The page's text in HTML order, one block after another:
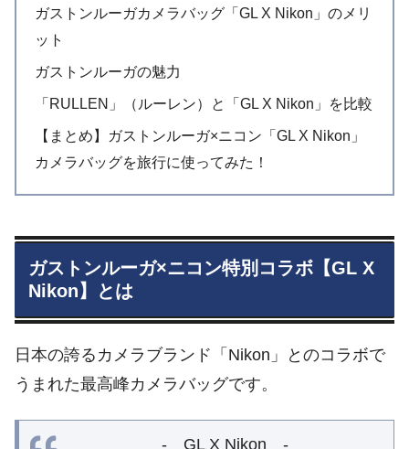
ガストンルーガカメラバッグ「GL X Nikon」のメリ
ット
ガストンルーガの魅力
「RULLEN」（ルーレン）と「GL X Nikon」を比較
【まとめ】ガストンルーガ×ニコン「GL X Nikon」
カメラバッグを旅行に使ってみた！
ガストンルーガ×ニコン特別コラボ【GL X
Nikon】とは
日本の誇るカメラブランド「Nikon」とのコラボで
うまれた最高峰カメラバッグです。
- GL X Nikon -